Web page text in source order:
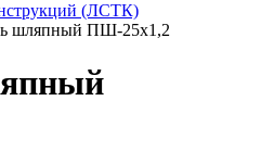
(ЛСТК)
шляпный ПШ-25x1,2